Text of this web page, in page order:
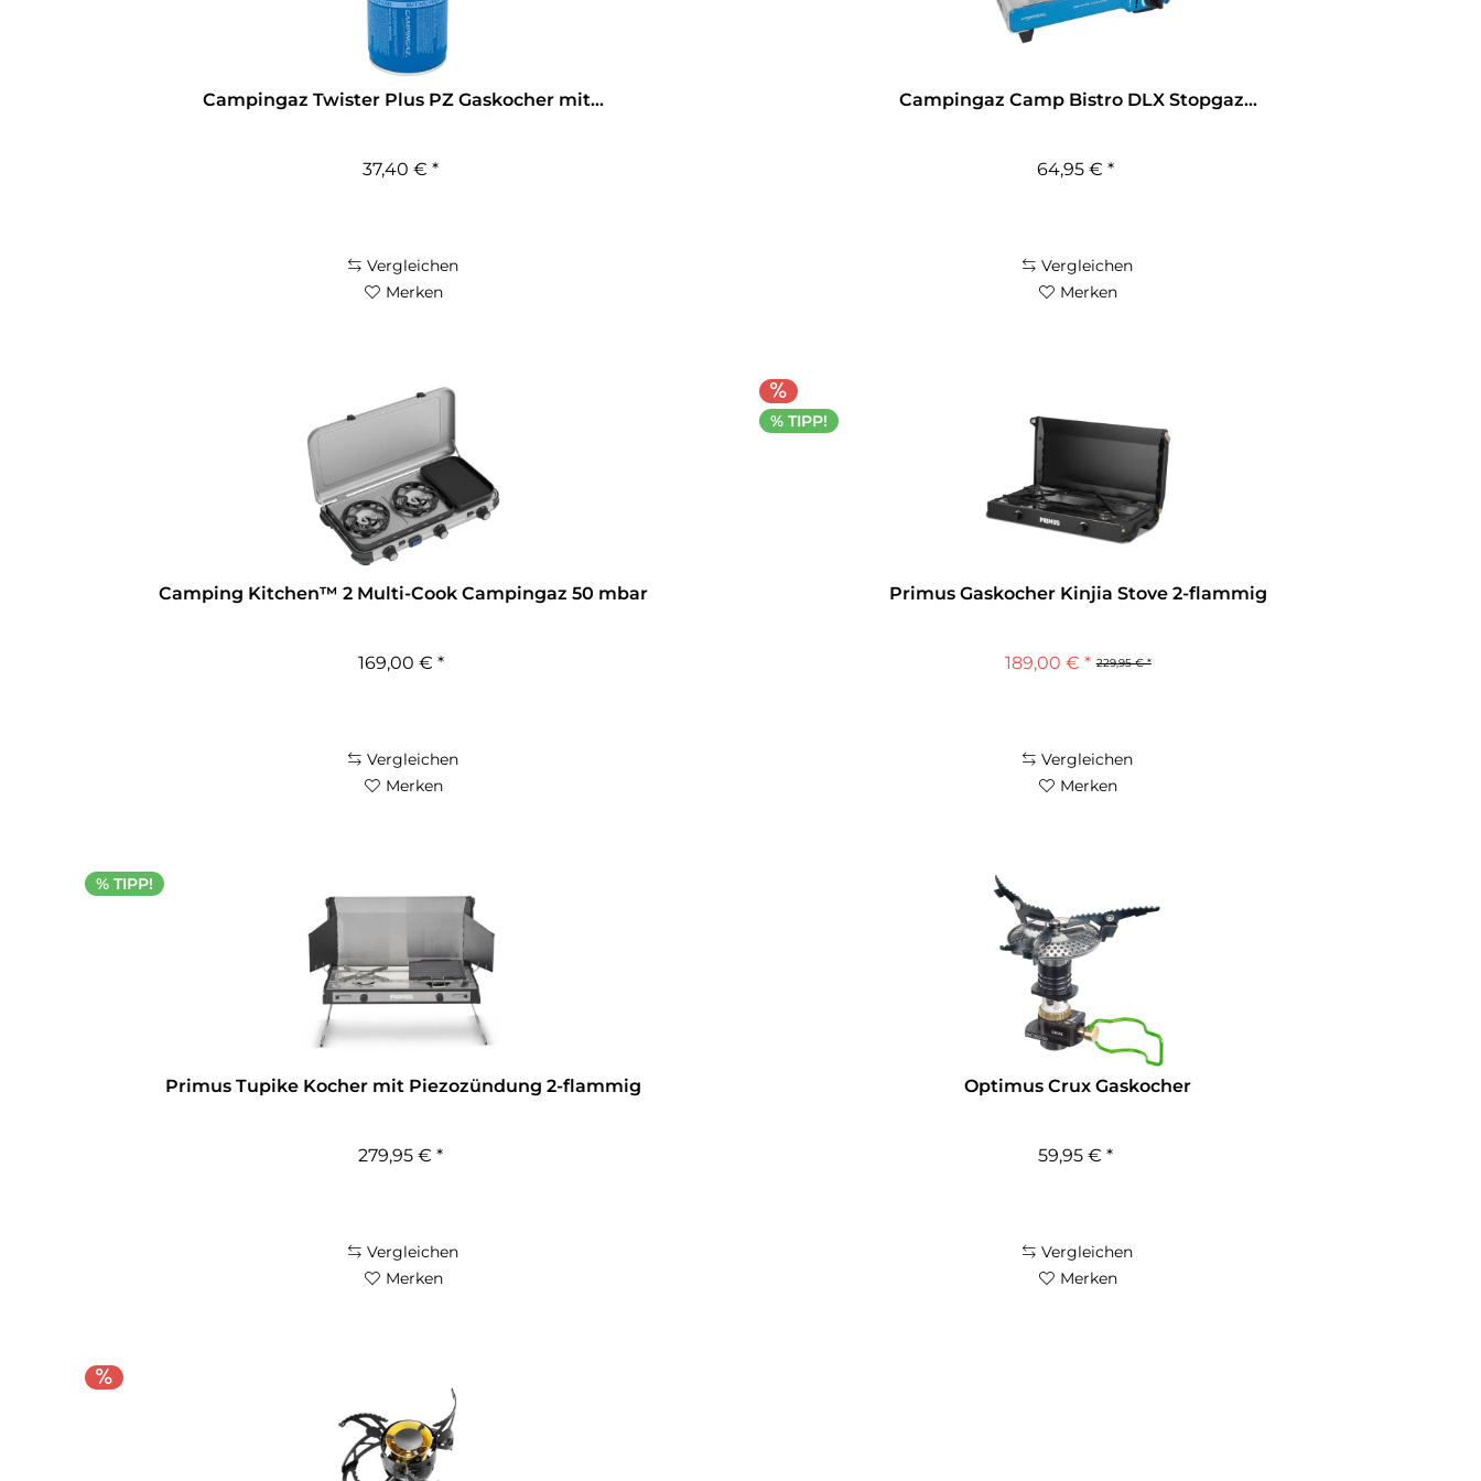
Campingaz Twister Plus PZ Gaskocher mit...
37,40 € *
Vergleichen
Merken
Campingaz Camp Bistro DLX Stopgaz...
64,95 € *
Vergleichen
Merken
Camping Kitchen™ 2 Multi-Cook Campingaz 50 mbar
169,00 € *
Vergleichen
Merken
% TIPP!
Primus Gaskocher Kinjia Stove 2-flammig
229,95 € *
189,00 € *
Vergleichen
Merken
% TIPP!
Primus Tupike Kocher mit Piezozündung 2-flammig
279,95 € *
Vergleichen
Merken
Optimus Crux Gaskocher
59,95 € *
Vergleichen
Merken